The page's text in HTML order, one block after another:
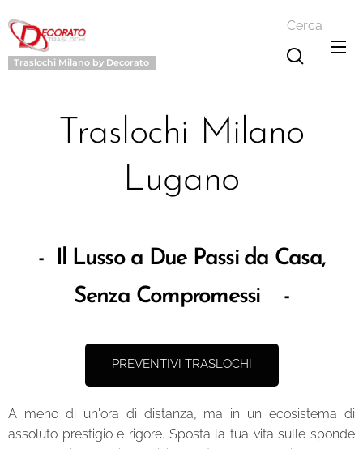
Traslochi Milano by Decorato
Cerca
Traslochi Milano
Lugano
- Il Lusso a Due Passi da Casa,
Senza Compromessi -
PREVENTIVI TRASLOCHI
A meno di un'ora di distanza, ma in un ecosistema di
assoluto prestigio e rigore. Sposta la tua vita sulle sponde